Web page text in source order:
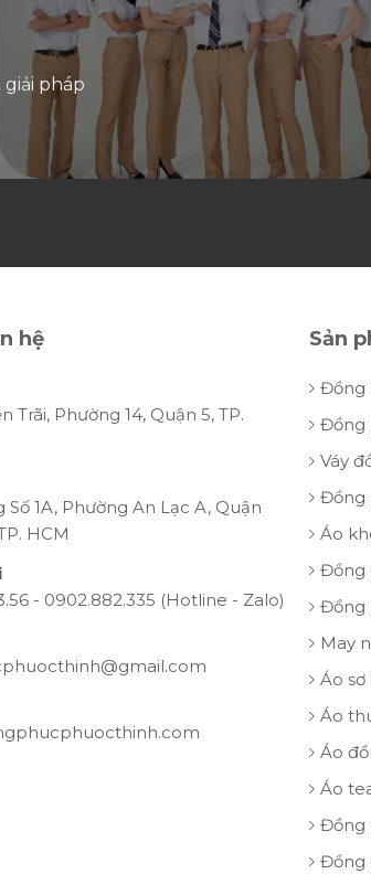
giải pháp
hệ
Trãi, Phường 14, Quận 5, TP.
Số 1A, Phường An Lạc A, Quận
HCM
- 0902.882.335 (Hotline - Zalo)
Sản
Đồng
Đồng
Váy
Đồng
Áo
Đồng
Đồng
May
Áo
Áo
Áo
Áo
Đồng
Đồng